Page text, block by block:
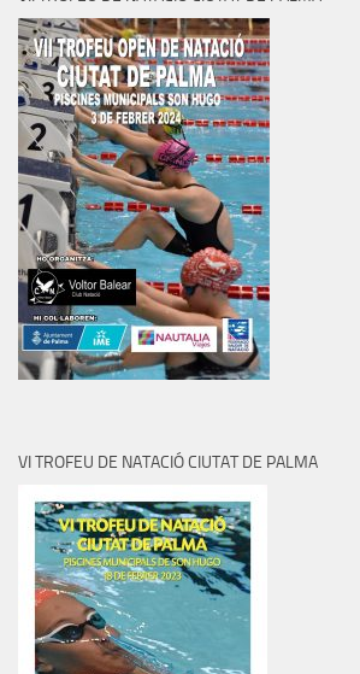
VI TROFEU DE NATACIÓ CIUTAT DE PALMA